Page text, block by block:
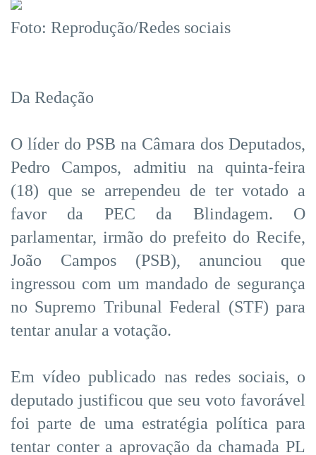
Foto: Reprodução/Redes sociais
Da Redação
O líder do PSB na Câmara dos Deputados,
Pedro Campos, admitiu na quinta-feira
(18) que se arrependeu de ter votado a
favor da PEC da Blindagem. O
parlamentar, irmão do prefeito do Recife,
João Campos (PSB), anunciou que
ingressou com um mandado de segurança
no Supremo Tribunal Federal (STF) para
tentar anular a votação.
Em vídeo publicado nas redes sociais, o
deputado justificou que seu voto favorável
foi parte de uma estratégia política para
tentar conter a aprovação da chamada PL